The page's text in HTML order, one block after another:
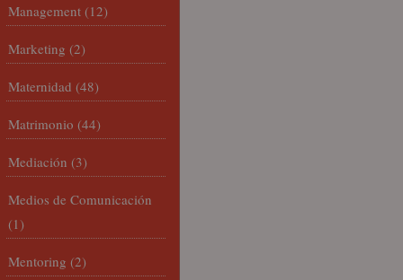
Management (12)
Marketing (2)
Maternidad (48)
Matrimonio (44)
Mediación (3)
Medios de Comunicación
(1)
Mentoring (2)